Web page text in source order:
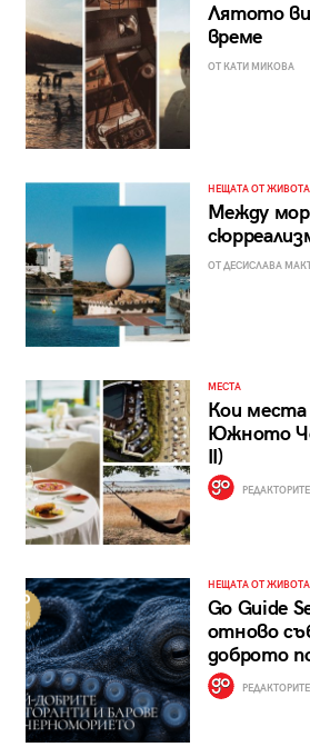
Лятото
време
ОТ КАТИ МИКОВА
НЕЩАТА ОТ ЖИВОТА
Между
ОТ ДЕСИСЛАВА
МЕСТА
Кои
Южното
II)
РЕДАКТОРИТЕ
НЕЩАТА ОТ ЖИВОТА
Go Guide
отново
доброто
РЕДАКТОРИТЕ